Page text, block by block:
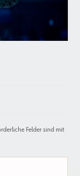
Felder sind mit